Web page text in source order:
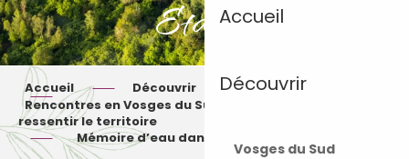
Accueil
Découvrir
Vosges du Sud
Etangs
Accueil Découvrir
Vosges du Sud
Rencontres en Vosges du Sud : 5 podcasts pour
ressentir le territoire
Mémoire d’eau dans les 1000 Etangs